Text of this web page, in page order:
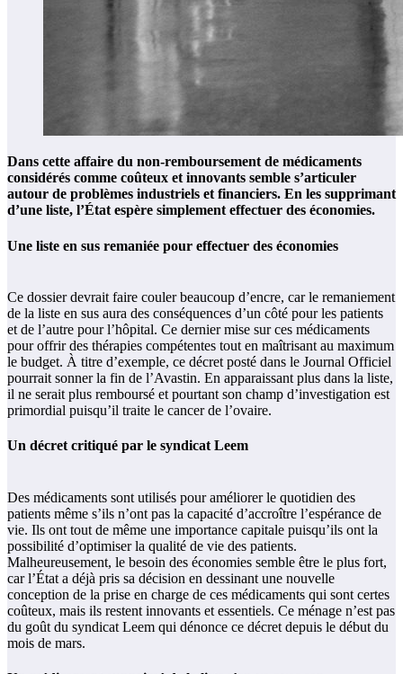
Dans cette affaire du non-remboursement de médicaments
considérés comme coûteux et innovants semble s’articuler
autour de problèmes industriels et financiers. En les supprimant
d’une liste, l’État espère simplement effectuer des économies.
Une liste en sus remaniée pour effectuer des économies
Ce dossier devrait faire couler beaucoup d’encre, car le remaniement
de la liste en sus aura des conséquences d’un côté pour les patients
et de l’autre pour l’hôpital. Ce dernier mise sur ces médicaments
pour offrir des thérapies compétentes tout en maîtrisant au maximum
le budget. À titre d’exemple, ce décret posté dans le Journal Officiel
pourrait sonner la fin de l’Avastin. En apparaissant plus dans la liste,
il ne serait plus remboursé et pourtant son champ d’investigation est
primordial puisqu’il traite le cancer de l’ovaire.
Un décret critiqué par le syndicat Leem
Des médicaments sont utilisés pour améliorer le quotidien des
patients même s’ils n’ont pas la capacité d’accroître l’espérance de
vie. Ils ont tout de même une importance capitale puisqu’ils ont la
possibilité d’optimiser la qualité de vie des patients.
Malheureusement, le besoin des économies semble être le plus fort,
car l’État a déjà pris sa décision en dessinant une nouvelle
conception de la prise en charge de ces médicaments qui sont certes
coûteux, mais ils restent innovants et essentiels. Ce ménage n’est pas
du goût du syndicat Leem qui dénonce ce décret depuis le début du
mois de mars.